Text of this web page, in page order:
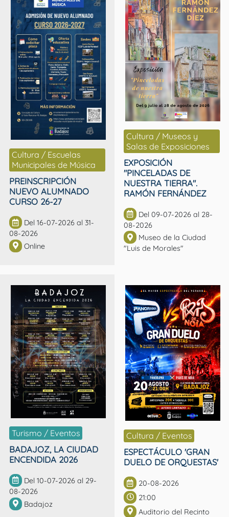
Cultura / Escuelas
Municipales de Música
PREINSCRIPCIÓN
NUEVO ALUMNADO
CURSO 26-27
Del 16-07-2026 al 31-
08-2026
Online
Cultura / Museos y
Salas de Exposiciones
EXPOSICIÓN
"PINCELADAS DE
NUESTRA TIERRA".
RAMÓN FERNÁNDEZ
Del 09-07-2026 al 28-
08-2026
Museo de la Ciudad
"Luis de Morales"
Turismo / Eventos
BADAJOZ, LA CIUDAD
ENCENDIDA 2026
Del 10-07-2026 al 29-
08-2026
Badajoz
Cultura / Eventos
ESPECTÁCULO 'GRAN
DUELO DE ORQUESTAS'
20-08-2026
21:00
Auditorio del Recinto